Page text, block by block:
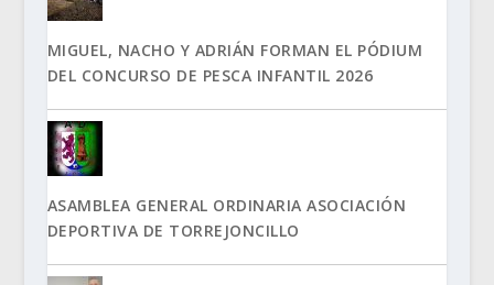
MIGUEL, NACHO Y ADRIÁN FORMAN EL PÓDIUM
DEL CONCURSO DE PESCA INFANTIL 2026
ASAMBLEA GENERAL ORDINARIA ASOCIACIÓN
DEPORTIVA DE TORREJONCILLO